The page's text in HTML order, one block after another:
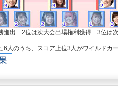
出 2位は次大会出場権利獲得 3位は次
6人のうち、スコア上位3人がワイル